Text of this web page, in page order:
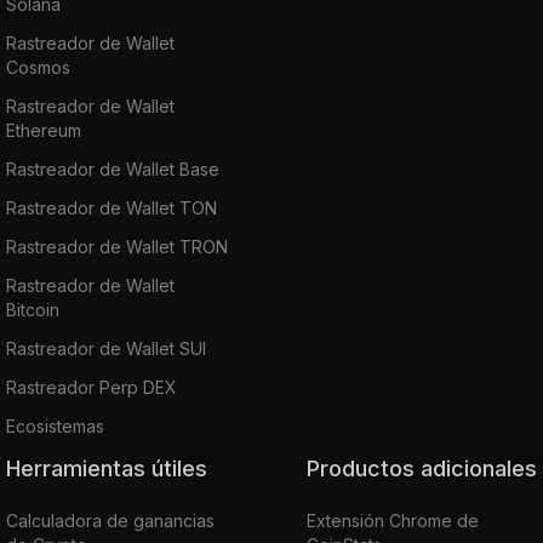
Rastreador de Wallet
Cosmos
Rastreador de Wallet
Ethereum
Rastreador de Wallet Base
Rastreador de Wallet TON
Rastreador de Wallet TRON
Rastreador de Wallet
Bitcoin
Rastreador de Wallet SUI
Rastreador Perp DEX
Ecosistemas
Herramientas útiles
Calculadora de ganancias
Productos adicionales
Extensión Chrome de